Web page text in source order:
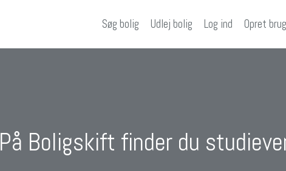
Søg bolig Udlej bolig Log ind Opret
På Boligskift finder du